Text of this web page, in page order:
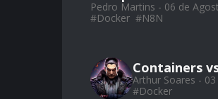
Pedro Martins - 06 de
#Docker #N8N
Containers
Arthur Soares -
#Docker